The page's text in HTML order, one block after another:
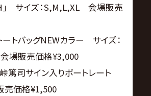
｣ サイズ：S,M,L,XL 会場販売
トバッグNEWカラー サイズ：
場販売価格¥3,000
司サイン入りポートレート
売価格¥1,500